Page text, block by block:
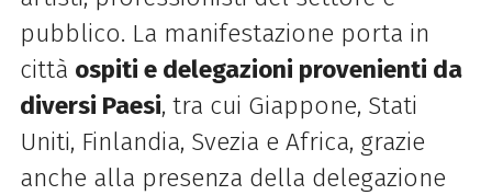
pubblico. La manifestazione porta in
città ospiti e delegazioni provenienti da
diversi Paesi, tra cui Giappone, Stati
Uniti, Finlandia, Svezia e Africa, grazie
anche alla presenza della delegazione